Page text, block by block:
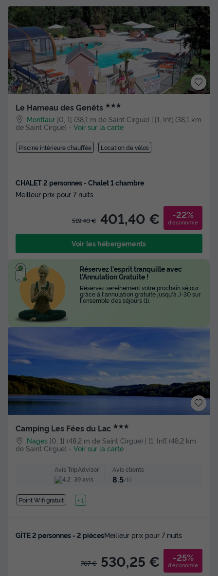
Le Hameau des Genêts ★★★
Montlaur ]0, 1[ (38,1 m de Saint Cirgue) | [1, Inf[ (38,1 km
de Saint Cirgue) - Voir sur la carte
Piscine intérieure chauffée Location de vélos
CHALET 2 personnes - Chalet 1 chambre
Meilleur prix pour 7 nuits
519,40 € 401,40 € -22%
d'économie
Voir les hébergements
Camping Les Fées du Lac ★★★
Nages ]0, 1[ (48,2 m de Saint Cirgue) | [1, Inf[ (48,2 km
de Saint Cirgue) - Voir sur la carte
Avis TripAdvisor
39 avis
Avis clients
8.5/10
Point Wifi gratuit Lac
+ 1
GÎTE 2 personnes - 2 piècesMeilleur prix pour 7 nuits
707 € 530,25 € -25%
d'économie
Réservez l'esprit tranquille avec
l'Annulation Gratuite !
Réservez sereinement votre prochain séjour
grâce à l'annulation gratuite jusqu'à J-30 sur
l'ensemble des séjours (1).